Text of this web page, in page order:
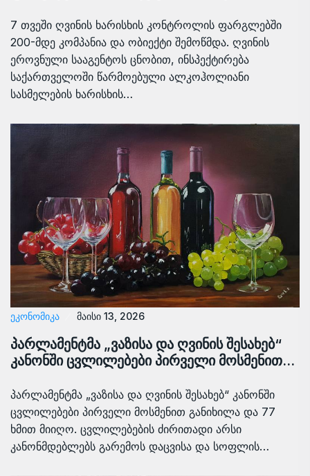
7 თვეში ღვინის ხარისხის კონტროლის ფარგლებში
200-მდე კომპანია და ობიექტი შემოწმდა. ღვინის
ეროვნული სააგენტოს ცნობით, ინსპექტირება
საქართველოში წარმოებული ალკოჰოლიანი
სასმელების ხარისხის…
ᲔᲙᲝᲜᲝᲛᲘᲙᲐ მაისი 13, 2026
პარლამენტმა „ვაზისა და ღვინის შესახებ“
კანონში ცვლილებები პირველი მოსმენით…
პარლამენტმა „ვაზისა და ღვინის შესახებ“ კანონში
ცვლილებები პირველი მოსმენით განიხილა და 77
ხმით მიიღო. ცვლილებების ძირითადი არსი
კანონმდებლებს გარემოს დაცვისა და სოფლის…